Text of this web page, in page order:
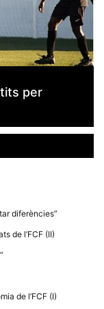
per
diferències”
de l’FCF (II)
de l’FCF (I)
i
pel